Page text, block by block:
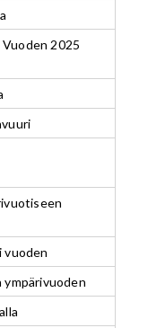
2025
vuoden
ympärivuoden